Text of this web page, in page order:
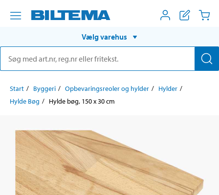
Vælg varehus
Start Byggeri Opbevaringsreoler og hylder
Hylder
Hylde Bøg
Hylde bøg, 150 x 30 cm